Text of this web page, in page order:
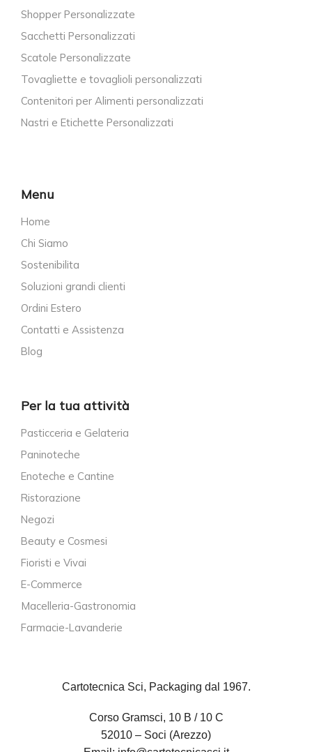
Shopper Personalizzate
Sacchetti Personalizzati
Scatole Personalizzate
Tovagliette e tovaglioli personalizzati
Contenitori per Alimenti personalizzati
Nastri e Etichette Personalizzati
Menu
Home
Chi Siamo
Sostenibilita
Soluzioni grandi clienti
Ordini Estero
Contatti e Assistenza
Blog
Per la tua attività
Pasticceria e Gelateria
Paninoteche
Enoteche e Cantine
Ristorazione
Negozi
Beauty e Cosmesi
Fioristi e Vivai
E-Commerce
Macelleria-Gastronomia
Farmacie-Lavanderie
Cartotecnica Sci, Packaging dal 1967.
Corso Gramsci, 10 B / 10 C
52010 – Soci (Arezzo)